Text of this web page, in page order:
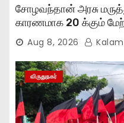
சோழவந்தான் அரசு
காரணமாக 20 க்கும்
Aug 8, 2026
விருதுநகர்